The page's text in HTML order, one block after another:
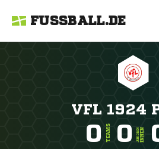
FUSSBALL.DE
VFL 1924
0 TEAMS 0 JUNIORENINNEN